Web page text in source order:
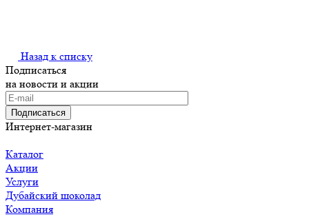
Назад к списку
Подписаться
на новости и акции
Подписаться
Интернет-магазин
Каталог
Акции
Услуги
Дубайский шоколад
Компания